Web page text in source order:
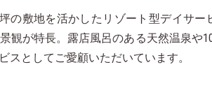
の敷地を活かしたリゾート型デイサ
観が特長。露店風呂のある天然温泉や
としてご愛顧いただいています。